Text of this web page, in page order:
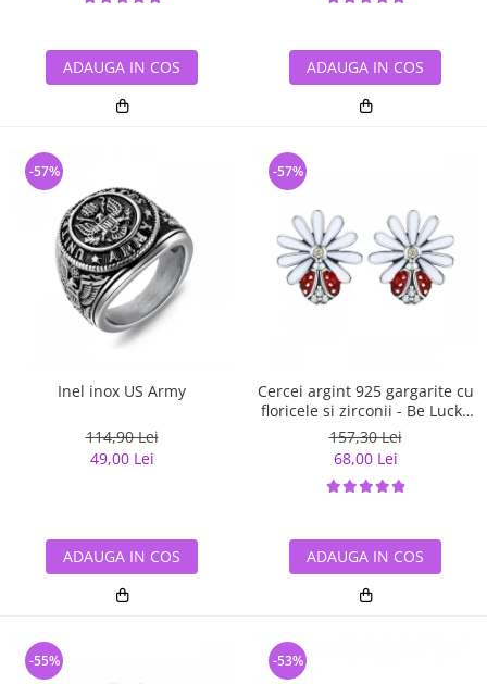
ADAUGA IN COS ADAUGA IN COS
Inel inox US Army
114,90 Lei
49,00 Lei
-57%
ADAUGA IN COS
Cercei argint 925 gargarite cu
floricele si zirconii - Be Lucky
EST0022
157,30 Lei
68,00 Lei
-57%
ADAUGA IN COS
-55% -53%